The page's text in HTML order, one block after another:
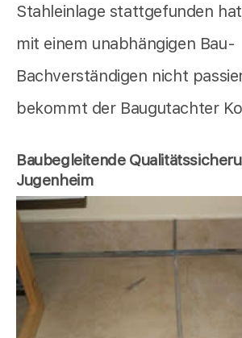
Stahleinlage stattgefunden
mit einem unabhängigen Bau-
Bachverständigen nicht
bekommt der Baugutachter
Baubegleitende
Jugenheim